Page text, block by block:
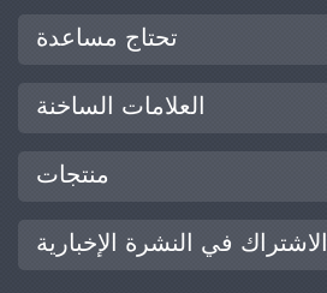
تحتاج مساعدة
العلامات الساخنة
منتجات
الاشتراك في النشرة الإخبارية